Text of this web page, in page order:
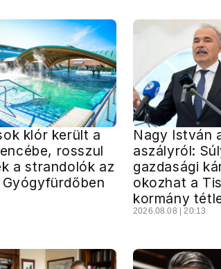
klór került a
rosszul
a strandolók az
Gyógyfürdőben
Nagy István
aszályról:
gazdasági
okozhat a
kormány
2026.08.08 | 20:13